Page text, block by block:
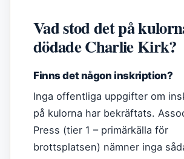
Vad stod det på
dödade Charlie Kirk?
Finns det någon inskription?
Inga offentliga uppgifter om
på kulorna har bekräftats.
Press (tier 1 – primärkälla för
brottsplatsen) nämner inga